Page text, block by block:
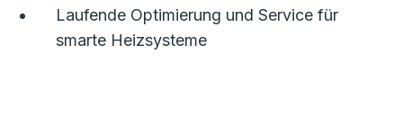
Laufende Optimierung und Service für
smarte Heizsysteme